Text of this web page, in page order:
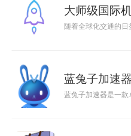
大师级国际
随着全球化交通的
蓝兔子加速
蓝兔子加速器是一